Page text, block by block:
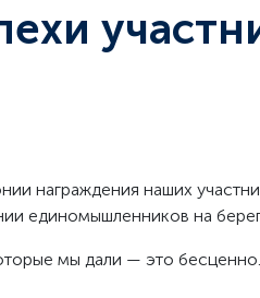
награждения наших
единомышленников на
мы дали — это